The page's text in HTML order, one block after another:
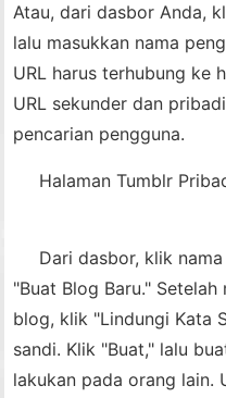
Atau, dari dasbor Anda,
lalu masukkan nama
URL harus terhubung ke
URL sekunder dan
pencarian pengguna.
Halaman Tumblr
Dari dasbor, klik
"Buat Blog Baru."
blog, klik "Lindungi Kata
sandi. Klik "Buat," lalu
lakukan pada orang lain.